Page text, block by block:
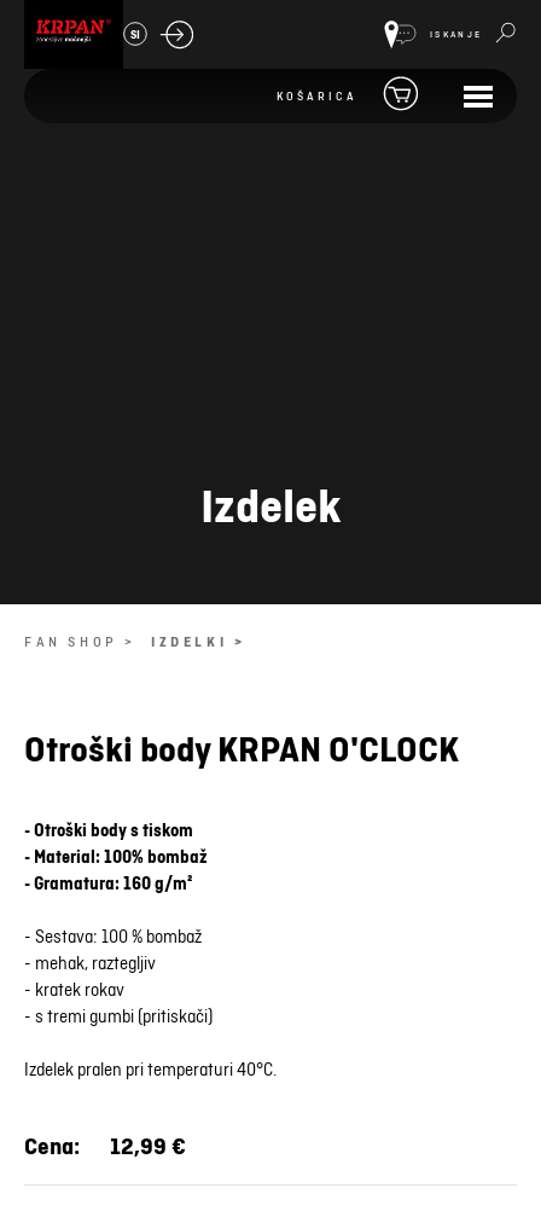
SI ISKANJE
KOŠARICA
Izdelek
FAN SHOP > IZDELKI >
Otroški body KRPAN O'CLOCK
- Otroški body s tiskom
- Material: 100% bombaž
- Gramatura: 160 g/m²
- Sestava: 100 % bombaž
- mehak, raztegljiv
- kratek rokav
- s tremi gumbi (pritiskači)
Izdelek pralen pri temperaturi 40°C.
Cena: 12,99 €